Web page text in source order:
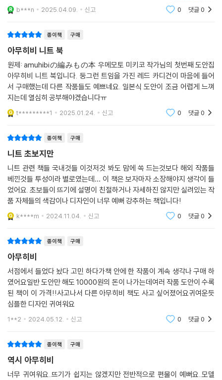
부터 대담하게 도전해보자. 결국 모든 작품을 다 뜨고 싶어질 테니까.
편물을 더 아름답게, 뜨개질을 더 즐겁게 하는 사소한 방법
실과 바늘 고르기, 색다른 기법, 예쁘게 뜨는 요령에 대한 원 포인트 팁
놀라운 디자인과 함께 이 책에서 돋보이는 또 다른 장점은 친절한 설명이
다. 저자는 매장과 뜨개 교실, SNS에서 실제로 뜨개질을 하는 사람들을 많
이 만나는 만큼, 초심자들에게서 자주 듣는 문의와 베테랑들의 경험을 취
합해 사소하지만 흔한 여러 문제에 해법을 제시한다. ‘아무히비 노트’에서
는 세계 각국에서 수입한 털실을 판매하며 다양한 실을 다뤄본 노하우로
리와 자투리 실 활용법을 비롯해 배색무늬와 케이블 무늬를 돋보이게 뜨는
요령 등을 안내한다. ‘아무히비 Q&A’에서는 기초적인 가지런하게 뜨는 방
법과 안뜨기나 시작코를 예쁘게 하는 팁에서 간단하게 사이즈를 늘리는 계
산법, 로트 번호가 같은 실을 구할 수 없는 경우 대처법 등 누구나 겪어보았
을 만한 문제를 다룬다. 의외로 간단한 해법이 있어서 웃음이 나올지도 모
른다. 그 밖에 색다른 코잡기 기법이나 쉽게 뜨는 브리오슈뜨기 등을 다룬
‘포인트 프로세스’와 실수를 방지할 수 있게 도와주는 ‘체크 시트 작성법’도
은근한 고민거리들에 대안을 제시한다. 이 책 여기저기에 등장하는 이러한
추드립니다
b***n 2025.04.09. 신고 0 댓글0
종이책 구매
아무히비 니트 북
원제: amuhibiの編みもの本 우메모토 미키코 작가님의 첫번째 도안집
아무히비 니트 북입니다. 둥그런 트임을 가진 레드 카디건이 마음에 들어
서 구매했는데 다른 작품들도 예쁘네요. 일본식 도안이 조금 어렵게 느껴
지는데 열심히 공부해야겠습니다ㅠ
t*********1 2025.01.24. 신고 0 댓글0
종이책 구매
니트 초보지만
니트 관련 책들 국내것들 이것저것 봐도 맘에 쏙 드는것보다 해외 작품들
베낀것들 투성이라 별로였는데… 이 책은 보자마자 소장해야지 생각이 들
었어요. 초보들이 뜨기에 설명이 친절하거나 자세하진 않지만 실려있는 작
품 자체들의 색감이나 디자인이 너무 예뻐 강추하는 책입니다!
k****m 2024.11.04. 신고 0 댓글0
종이책 구매
아무히비
서점에서 들었다 놨다 고민 하다가책 안에 한 작품이 계속 생각나 구매 하
였어요일반 도안만 해도 10000원의 돈이 나가는데여러 작품 도안이 수록
된 책이 이 가격!!사고나서 다른 아무히비 책도 사고 싶어졌어요귀여운듯
심플한 디자인 귀여워요
1**2 2024.05.12. 신고 0 댓글0
종이책 구매
역시 아무히비
너무 귀여워요..뜨기가 쉽지는 않겠지만 전반적으로 편물이 예뻐요..모델